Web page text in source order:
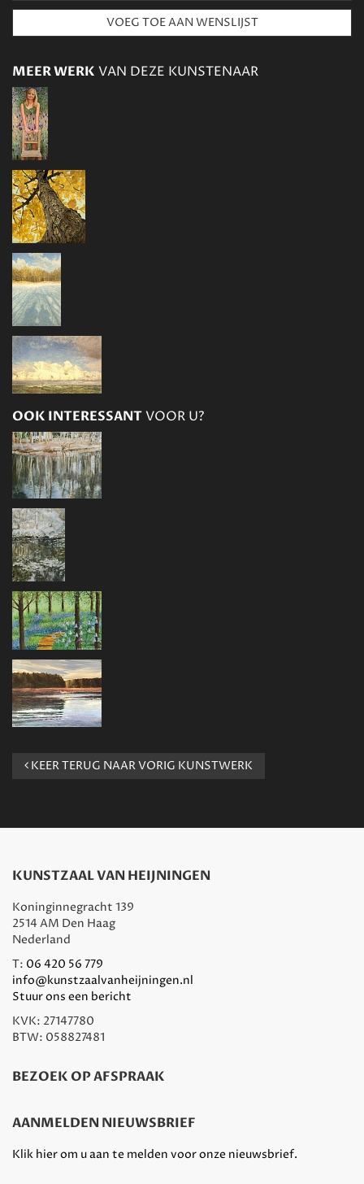
MEER WERK VAN DEZE KUNSTENAAR
OOK INTERESSANTVOOR U?
KEER TERUG NAAR VORIG KUNSTWERK
KUNSTZAAL VAN HEIJNINGEN
Koninginnegracht 139
2514 AM Den Haag
Nederland
T: 06 420 56 779
info@kunstzaalvanheijningen.nl
Stuur ons een bericht
KVK: 27147780
BTW: 058827481
BEZOEK OP AFSPRAAK
AANMELDEN NIEUWSBRIEF
Klik hier om u aan te melden voor onze nieuwsbrief.